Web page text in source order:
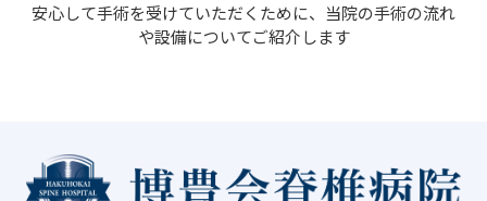
安心して手術を受けていただくために、当院の手術の流れ
や設備についてご紹介します